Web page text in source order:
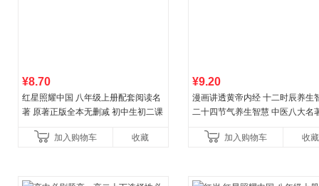
¥8.70
红星照耀中国 八年级上册配套阅读名
著 原著正版全本无删减 初中生初二课
加入购物车
收藏
¥9.20
漫画讲透黄帝内经 十二时辰养生
二十四节气养生智慧 中医八大名
加入购物车
收藏